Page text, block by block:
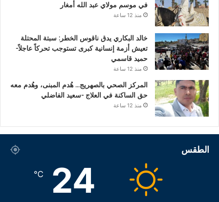
في موسم مولاي عبد الله أمغار
منذ 12 ساعة
خالد البكاري يدق ناقوس الخطر: سبتة المحتلة
تعيش أزمة إنسانية كبرى تستوجب تحركاً عاجلاً-
حميد قاسمي
منذ 12 ساعة
المركز الصحي بالصهريج… هُدم المبنى، وهُدم معه
حق الساكنة في العلاج -سعيد الفاضلي
منذ 12 ساعة
الطقس
24
℃